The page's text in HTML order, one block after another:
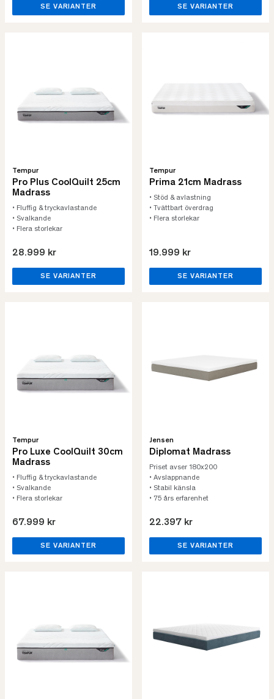
SE VARIANTER SE VARIANTER
Tempur
Pro Plus CoolQuilt 25cm
Madrass
• Fluffig & tryckavlastande
• Svalkande
• Flera storlekar
28.999 kr
SE VARIANTER
Tempur
Prima 21cm Madrass
• Stöd & avlastning
• Tvättbart överdrag
• Flera storlekar
19.999 kr
SE VARIANTER
Tempur
Pro Luxe CoolQuilt 30cm
Madrass
• Fluffig & tryckavlastande
• Svalkande
• Flera storlekar
67.999 kr
SE VARIANTER
Jensen
Diplomat Madrass
Priset avser 180x200
• Avslappnande
• Stabil känsla
• 75 års erfarenhet
22.397 kr
SE VARIANTER